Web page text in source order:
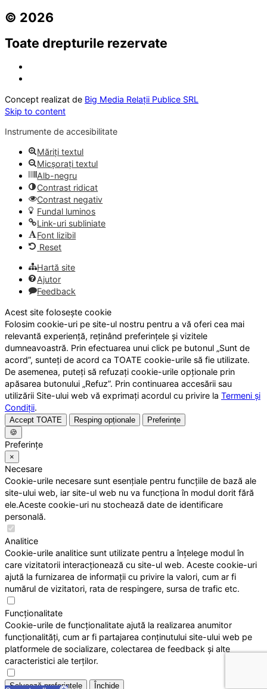
© 2026
Toate drepturile rezervate
Concept realizat de Big Media Relații Publice SRL
Skip to content
Instrumente de accesibilitate
Măriți textul
Micșorați textul
Alb-negru
Contrast ridicat
Contrast negativ
Fundal luminos
Link-uri subliniate
Font lizibil
Reset
Hartă site
Ajutor
Feedback
Acest site folosește cookie
Folosim cookie-uri pe site-ul nostru pentru a vă oferi cea mai
relevantă experiență, reținând preferințele și vizitele
dumneavoastră. Prin efectuarea unui click pe butonul „Sunt de
acord”, sunteți de acord ca TOATE cookie-urile să fie utilizate.
De asemenea, puteți să refuzați cookie-urile opționale prin
apăsarea butonului „Refuz”. Prin continuarea accesării sau
utilizării Site-ului web vă exprimați acordul cu privire la Termeni și
Condiții.
Accept TOATE Resping opționale
Preferințe
🍪
Preferințe
×
Necesare
Cookie-urile necesare sunt esențiale pentru funcțiile de bază ale
site-ului web, iar site-ul web nu va funcționa în modul dorit fără
ele.Aceste cookie-uri nu stochează date de identificare
personală.
Analitice
Cookie-urile analitice sunt utilizate pentru a înțelege modul în
care vizitatorii interacționează cu site-ul web. Aceste cookie-uri
ajută la furnizarea de informații cu privire la valori, cum ar fi
numărul de vizitatori, rata de respingere, sursa de trafic etc.
Funcționalitate
Cookie-urile de funcționalitate ajută la realizarea anumitor
funcționalități, cum ar fi partajarea conținutului site-ului web pe
platformele de socializare, colectarea de feedback și alte
caracteristici ale terților.
Salvează preferințele Închide